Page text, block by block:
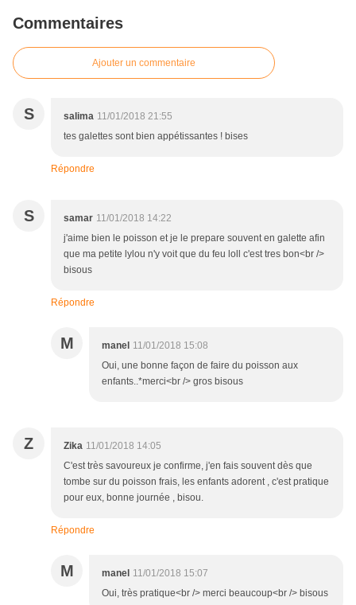
Commentaires
Ajouter un commentaire
S salima 11/01/2018 21:55
tes galettes sont bien appétissantes ! bises
Répondre
S samar 11/01/2018 14:22
j'aime bien le poisson et je le prepare souvent en galette afin
que ma petite lylou n'y voit que du feu loll c'est tres bon<br />
bisous
Répondre
M manel 11/01/2018 15:08
Oui, une bonne façon de faire du poisson aux
enfants..*merci<br /> gros bisous
Z Zika 11/01/2018 14:05
C'est très savoureux je confirme, j'en fais souvent dès que
tombe sur du poisson frais, les enfants adorent , c'est pratique
pour eux, bonne journée , bisou.
Répondre
M manel 11/01/2018 15:07
Oui, très pratique<br /> merci beaucoup<br /> bisous